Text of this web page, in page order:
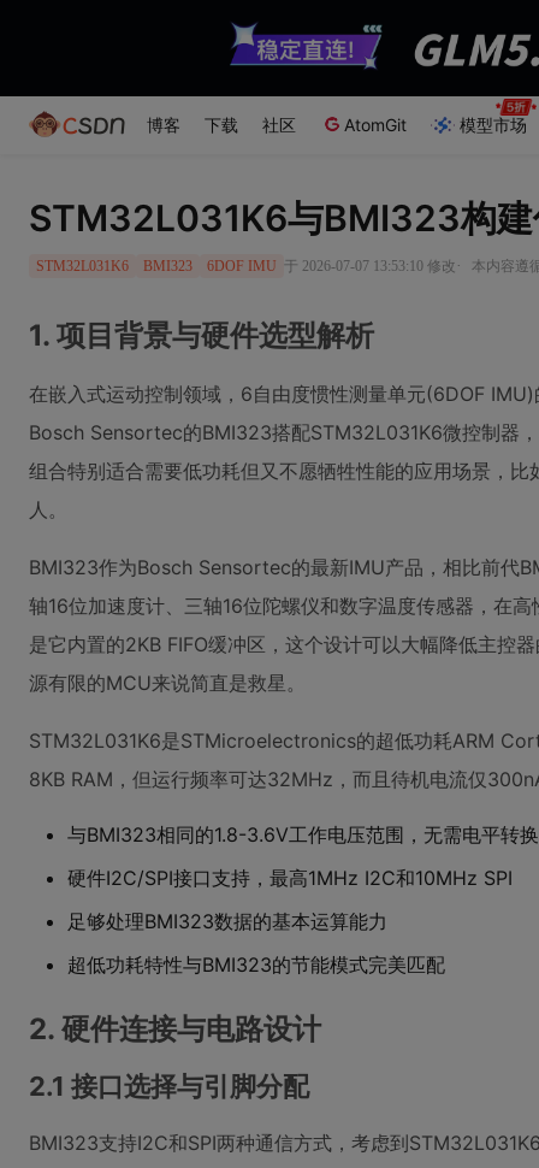
博客 下载 社区 AtomGit 模型市场
STM32L031K6与BMI323构建
STM32L031K6 BMI323 6DOF IMU 于 2026-07-07 13:53:10 修改 · 本内容遵
1. 项目背景与硬件选型解析
在嵌入式运动控制领域，6自由度惯性测量单元(6DOF
Bosch Sensortec的BMI323搭配STM32L031K6微控制器
组合特别适合需要低功耗但又不愿牺牲性能的应用场景，
人。
BMI323作为Bosch Sensortec的最新IMU产品，相比前代
轴16位加速度计、三轴16位陀螺仪和数字温度传感器，在
是它内置的2KB FIFO缓冲区，这个设计可以大幅降低主控
源有限的MCU来说简直是救星。
STM32L031K6是STMicroelectronics的超低功耗ARM
8KB RAM，但运行频率可达32MHz，而且待机电流仅
与BMI323相同的1.8-3.6V工作电压范围，无需电平转换
硬件I2C/SPI接口支持，最高1MHz I2C和10MHz SPI
足够处理BMI323数据的基本运算能力
超低功耗特性与BMI323的节能模式完美匹配
2. 硬件连接与电路设计
2.1 接口选择与引脚分配
BMI323支持I2C和SPI两种通信方式，考虑到